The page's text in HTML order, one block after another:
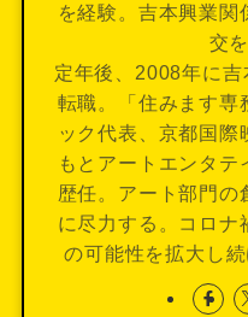
を経験。吉本興業関
交
定年後、2008年に
転職。「住みます専
ック代表、京都国際
もとアートエンタ
歴任。アート部門の
に尽力する。コロナ
の可能性を拡大し